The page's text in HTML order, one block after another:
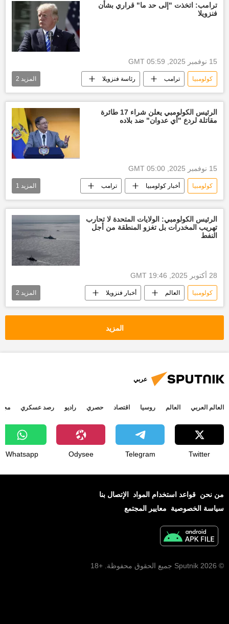
ترامب: اتخذت "إلى حد ما" قراري بشأن
فنزويلا
15 نوفمبر 2025, 05:59 GMT
كولومبيا ترامب رئاسة فنزويلا
أخبار فنزويلا الولايات المتحدة الأمريكية
المزيد 2
الرئيس الكولومبي يعلن شراء 17 طائرة
مقاتلة لردع "أي عدوان" ضد بلاده
15 نوفمبر 2025, 05:00 GMT
كولومبيا أخبار كولومبيا ترامب
الولايات المتحدة الأمريكية
المزيد 1
الرئيس الكولومبي: الولايات المتحدة لا تحارب
تهريب المخدرات بل تغزو المنطقة من أجل
النفط
28 أكتوبر 2025, 19:46 GMT
كولومبيا العالم أخبار فنزويلا
نيكولاس مادورو الولايات المتحدة الأمريكية
المزيد 2
المزيد
عربي
العالم العربي العالم روسيا اقتصاد حصري راديو رصد عسكري
Twitter
Telegram
Odysee
Whatsapp
من نحن قواعد استخدام المواد
الإتصال بنا
سياسة الخصوصية
معايير المجتمع
© 2026 Sputnik جميع الحقوق محفوظة. +18